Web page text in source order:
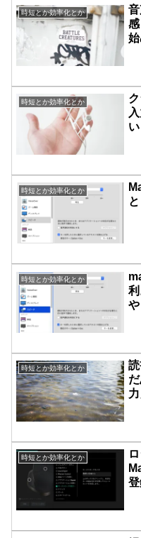
時短とか効率化とか
始
時短とか効率化とか
時短とか効率化とか
時短とか効率化とか
時短とか効率化とか
時短とか効率化とか